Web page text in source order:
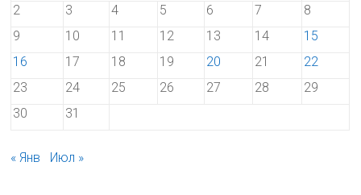
2
3 4 5 6 7
8
9
10 11 12 13 14
15
16
17 18 19 20 21
22
23
24 25 26 27 28
29
30
31
« Янв Июл »